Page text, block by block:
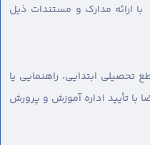
ارائه مدارک و مستندات ذیل
ابتدایی، راهنمایی یا
با تأیید اداره آموزش و پرورش